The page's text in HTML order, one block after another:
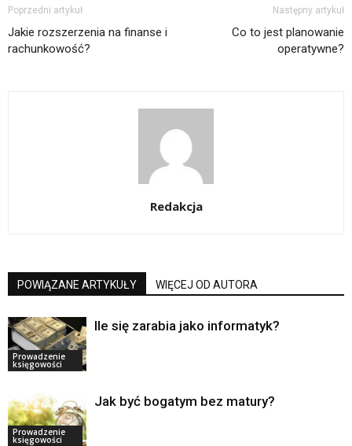
Poprzedni artykuł
Jakie rozszerzenia na finanse i
rachunkowość?
Następny artykuł
Co to jest planowanie
operatywne?
Redakcja
POWIĄZANE ARTYKUŁY WIĘCEJ OD AUTORA
Prowadzenie
księgowości
Ile się zarabia jako informatyk?
Prowadzenie
księgowości
Jak być bogatym bez matury?